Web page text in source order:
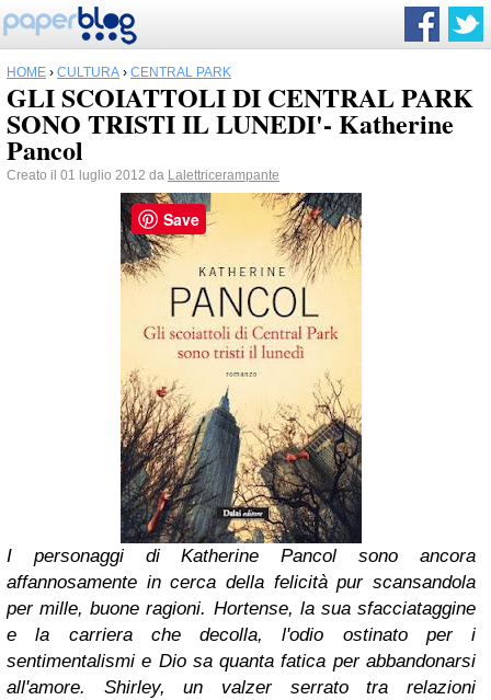
HOME › CULTURA › CENTRAL PARK
GLI SCOIATTOLI DI CENTRAL PARK
SONO TRISTI IL LUNEDI'- Katherine
Pancol
Creato il 01 luglio 2012 da Lalettricerampante
I personaggi di Katherine Pancol sono ancora
affannosamente in cerca della felicità pur scansandola
per mille, buone ragioni. Hortense, la sua sfacciataggine
e la carriera che decolla, l'odio ostinato per i
sentimentalismi e Dio sa quanta fatica per abbandonarsi
all'amore. Shirley, un valzer serrato tra relazioni
Save